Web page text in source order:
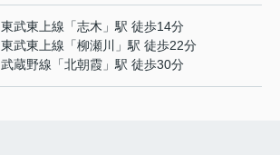
東武東上線 「志木 」駅 徒歩14分
東武東上線 「柳瀬川
」駅 徒歩22分
武蔵野線 「北朝霞 」駅 徒歩30分